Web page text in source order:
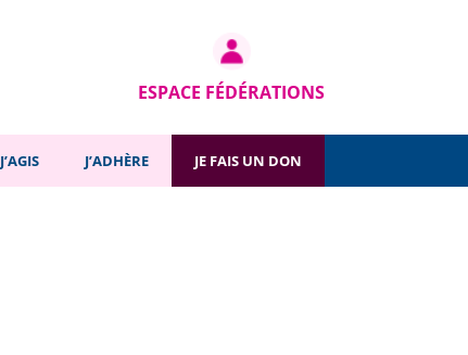
ESPACE FÉDÉRATIONS
J’AGIS J’ADHÈRE JE FAIS UN DON